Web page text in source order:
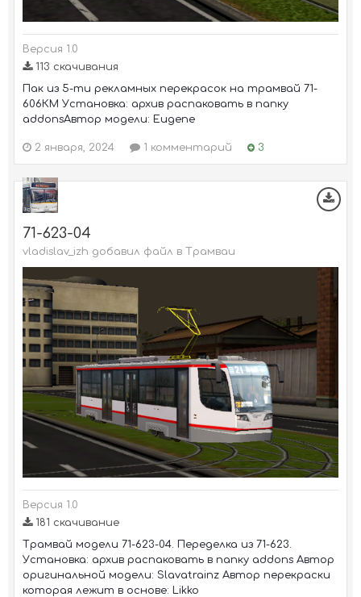
Версия 1.0
113 скачивания
Пак из 5-ти рекламных перекрасок на трамвай 71-
606КМ Установка: архив распаковать в папку
addonsАвтор модели: Eugene
2 января, 2024 1 комментарий 3
71-623-04
vladislav_izh добавил файл в Трамваи
Версия 1.0
181 скачивание
Трамвай модели 71-623-04. Переделка из 71-623.
Установка: архив распаковать в папку addons Автор
оригинальной модели: Slavatrainz Автор перекраски
которая лежит в основе: Likko